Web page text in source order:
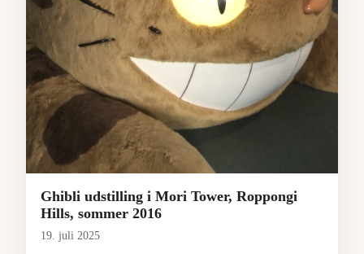
Ghibli udstilling i Mori Tower, Roppongi
Hills, sommer 2016
19. juli 2025